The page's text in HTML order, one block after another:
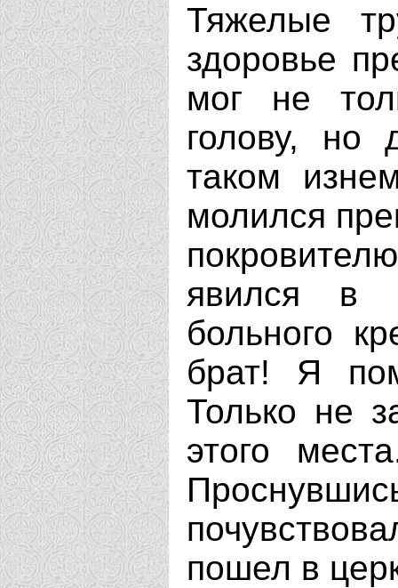
Тяжелые
здоровье
мог не
голову, но
таком
молился
явился в
больного
брат! Я
Только не
этого
пошел в